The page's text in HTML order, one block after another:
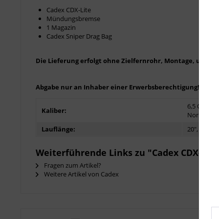
Cadex CDX-Lite
Mündungsbremse
1 Magazin
Cadex Sniper Drag Bag
Die Lieferung erfolgt ohne Zielfernrohr, Montage, und
Abgabe nur an Inhaber einer Erwerbsberechtigung!
Kaliber:
6,5
Norma
Lauflänge:
20", 24",
Weiterführende Links zu "Cadex CDX-
Fragen zum Artikel?
Weitere Artikel von Cadex